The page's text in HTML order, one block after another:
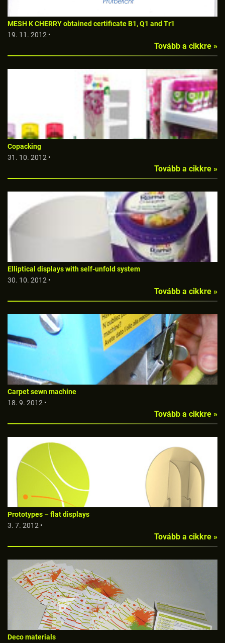
MESH K CHERRY obtained certificate B1, Q1 and Tr1
19. 11. 2012 •
Tovább a cikkre »
Copacking
31. 10. 2012 •
Tovább a cikkre »
Elliptical displays with self-unfold system
30. 10. 2012 •
Tovább a cikkre »
Carpet sewn machine
18. 9. 2012 •
Tovább a cikkre »
Prototypes – flat displays
3. 7. 2012 •
Tovább a cikkre »
Deco materials